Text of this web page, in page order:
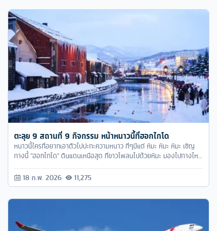
ตะลุย 9 สถานที่ 9 กิจกรรม หน้าหนาวนี้ที่ฮอกไกโด
หนาวนี้ใครที่อยากเอาตัวไปปะทะความหนาว ที่ๆมีแต่ หิมะ หิมะ หิมะ เชิญ
ทางนี้ "ฮอกไกโด" ดินแดนเหนือสุด ที่ขาวโพลนไปด้วยหิมะ มองไปทางไหน
18 ก.พ. 2026 11,275